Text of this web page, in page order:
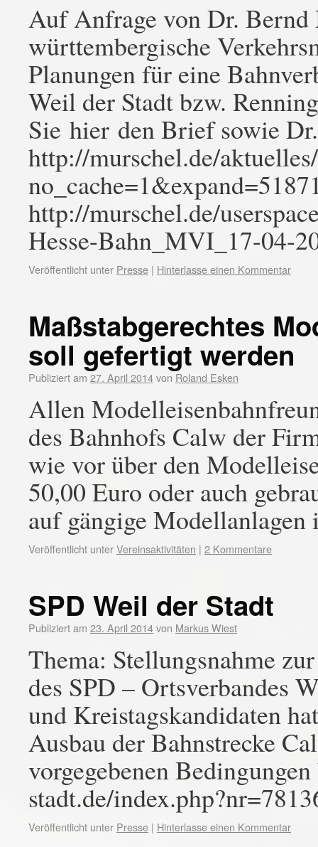
Auf Anfrage von Dr. Bernd
württembergische
Planungen für eine
Weil der Stadt bzw.
Sie hier den Brief sowie
http://murschel.de/
http://murschel.de/
Hesse-Bahn_MVI_17-04-
Veröffentlicht unter Presse | Hinterlasse einen Kommentar
Maßstabgerechtes
soll gefertigt werden
Publiziert am 27. April 2014von Roland Esken
Allen
des Bahnhofs Calw der
wie vor über den
50,00 Euro oder auch
auf gängige
Veröffentlicht unterVereinsaktivitäten | 2 Kommentare
SPD Weil der Stadt
Publiziert am 23. April 2014von Markus Wiest
Thema: Stellungsnahme
des SPD – Ortsverbandes
und Kreistagskandidaten
Ausbau der Bahnstrecke
vorgegebenen
stadt.de/
Veröffentlicht unter Presse | Hinterlasse einen Kommentar